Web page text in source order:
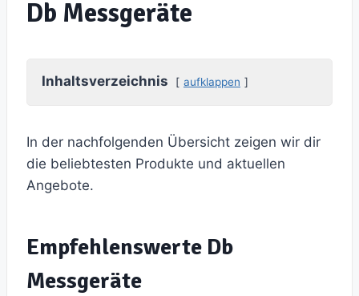
Db Messgeräte
Inhaltsverzeichnis aufklappen
In der nachfolgenden Übersicht zeigen wir dir
die beliebtesten Produkte und aktuellen
Angebote.
Empfehlenswerte Db
Messgeräte